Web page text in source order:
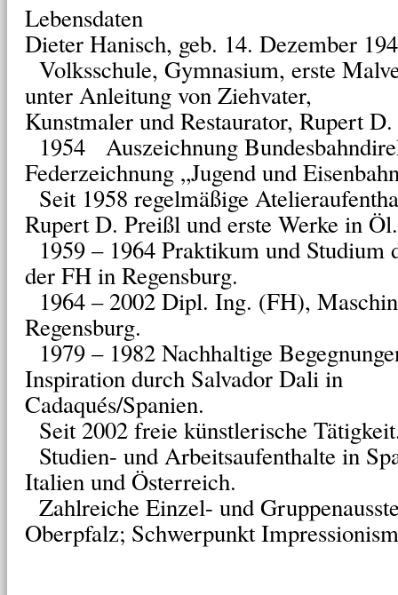
Lebensdaten
Dieter Hanisch, geb. 14. Dezember
Volksschule, Gymnasium, erste
unter Anleitung von Ziehvater,
Kunstmaler und Restaurator, Rupert
1954 Auszeichnung
Federzeichnung „Jugend und
Seit 1958 regelmäßige
Rupert D. Preißl und erste Werke in Öl.
1959 – 1964 Praktikum und Studium
der FH in Regensburg.
1964 – 2002 Dipl. Ing. (FH),
Regensburg.
1979 – 1982 Nachhaltige
Inspiration durch Salvador Dali in
Cadaqués/Spanien.
Seit 2002 freie künstlerische
Studien- und Arbeitsaufenthalte in
Italien und Österreich.
Zahlreiche Einzel- und
Oberpfalz; Schwerpunkt